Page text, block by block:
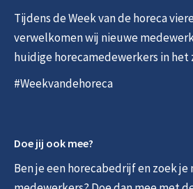
Tijdens de Week van de horeca
verwelkomen wij nieuwe
huidige horecamedewerkers in het
#Weekvandehoreca
Doe jij ook mee?
Ben je een horecabedrijf en zoek je